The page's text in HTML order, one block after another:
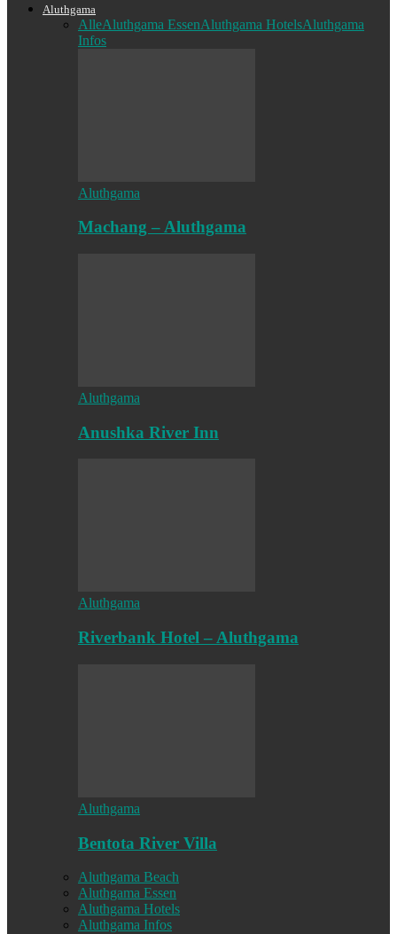
Aluthgama
AlleAluthgama EssenAluthgama HotelsAluthgama
Infos
Aluthgama
Machang – Aluthgama
Aluthgama
Anushka River Inn
Aluthgama
Riverbank Hotel – Aluthgama
Aluthgama
Bentota River Villa
Aluthgama Beach
Aluthgama Essen
Aluthgama Hotels
Aluthgama Infos